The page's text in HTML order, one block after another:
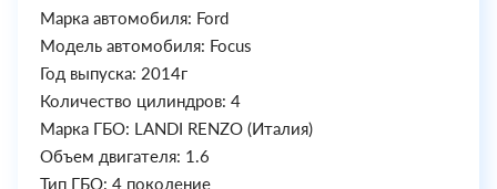
Марка автомобиля: Ford
Модель автомобиля: Focus
Год выпуска: 2014г
Количество цилиндров: 4
Марка ГБО: LANDI RENZO (Италия)
Объем двигателя: 1.6
Тип ГБО: 4 поколение